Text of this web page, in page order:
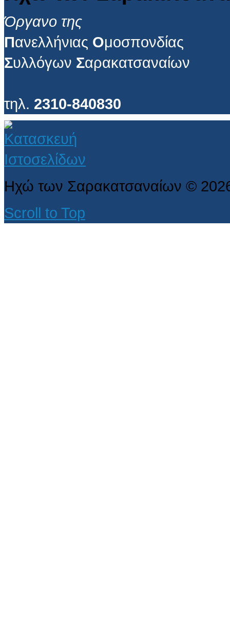
Όργανο της
Πανελλήνιας Ομοσπονδίας
Συλλόγων Σαρακατσαναίων
τηλ. 2310-840830
Ηχώ των Σαρακατσαναίων ©
Scroll to Top